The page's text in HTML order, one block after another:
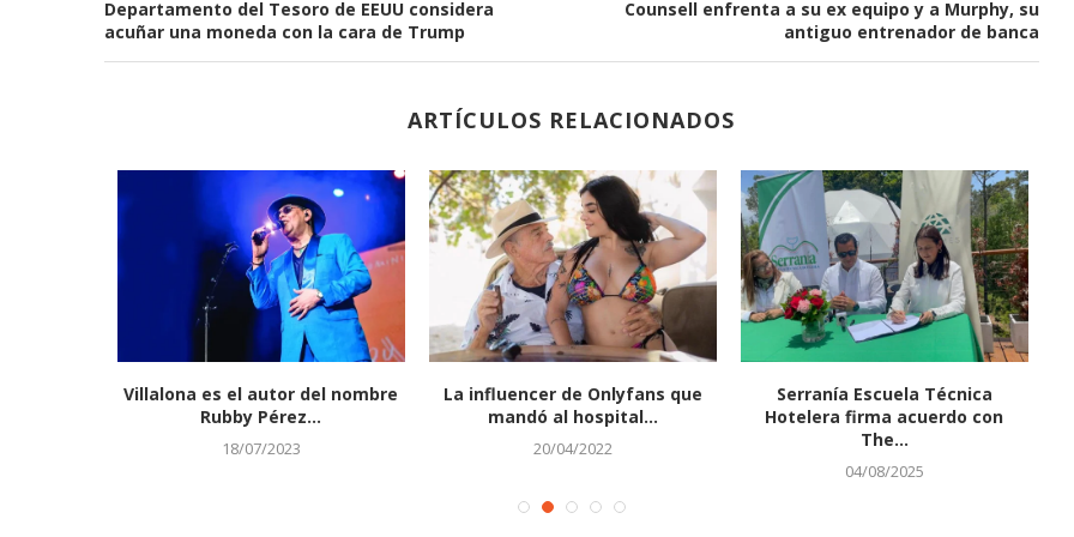
Departamento del Tesoro de EEUU considera
acuñar una moneda con la cara de Trump
Counsell enfrenta a su ex equipo y a Murphy, su
antiguo entrenador de banca
ARTÍCULOS RELACIONADOS
Villalona es el autor del nombre
Rubby Pérez...
18/07/2023
La influencer de Onlyfans que
mandó al hospital...
20/04/2022
Serranía Escuela Técnica
Hotelera firma acuerdo con
The...
04/08/2025
MENSURA PARA
AVISO DE MENSURA PARA
REGULARIZACIÓN PARCELARIA.
AVISO DE MENSURA PARA
REGULARIZACIÓN PARCELARIA.